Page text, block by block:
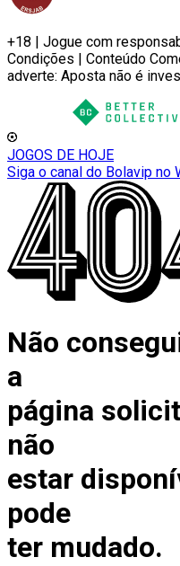
+18 | Jogue com
Condições | Conteúdo
adverte: Aposta não é
JOGOS DE HOJE
Siga o canal do Bolavip no
Não
a
página
não
estar
pode
ter mudado.